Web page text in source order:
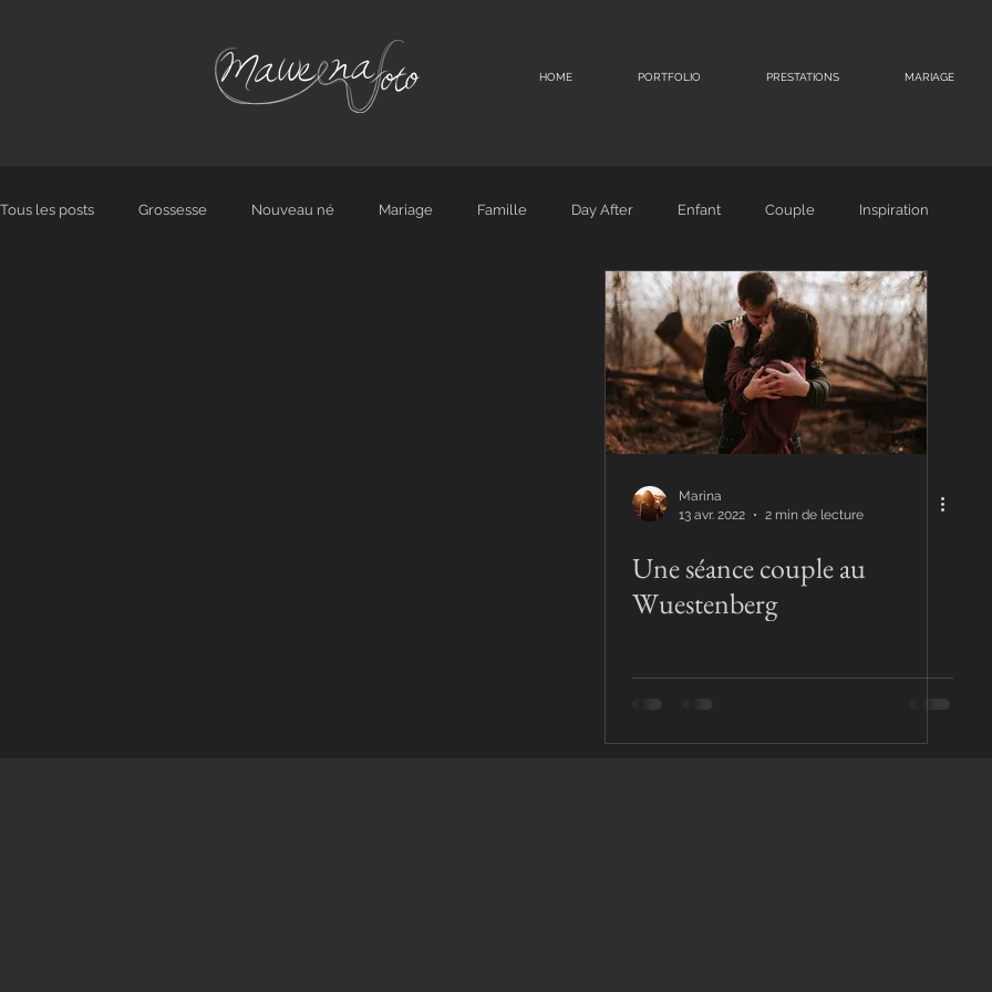
HOME PORTFOLIO PRESTATIONS MARIAGE
Tous les posts Grossesse Nouveau né Mariage Famille Day After Enfant Couple Inspiration
Marina
13 avr. 2022
2 min de lecture
Une séance couple au
Wuestenberg